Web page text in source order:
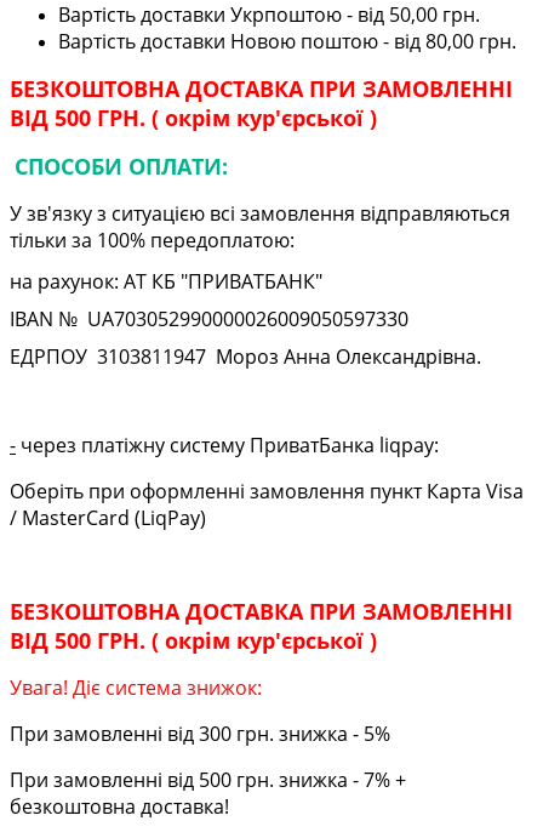
Вартість доставки Укрпоштою - від 50,00 грн.
Вартість доставки Новою поштою - від 80,00 грн.
БЕЗКОШТОВНА ДОСТАВКА ПРИ ЗАМОВЛЕННІ
ВІД 500 ГРН. ( окрім кур'єрської )
СПОСОБИ ОПЛАТИ:
У зв'язку з ситуацією всі замовлення відправляються
тільки за 100% передоплатою:
на рахунок: АТ КБ "ПРИВАТБАНК"
IBAN № UA703052990000026009050597330
ЕДРПОУ 3103811947 Мороз Анна Олександрівна.
- через платіжну систему ПриватБанка liqpay:
Оберіть при оформленні замовлення пункт Карта Visa
/ MasterCard (LiqPay)
БЕЗКОШТОВНА ДОСТАВКА ПРИ ЗАМОВЛЕННІ
ВІД 500 ГРН. ( окрім кур'єрської )
Увага! Діє система знижок:
При замовленні від 300 грн. знижка - 5%
При замовленні від 500 грн. знижка - 7% +
безкоштовна доставка!